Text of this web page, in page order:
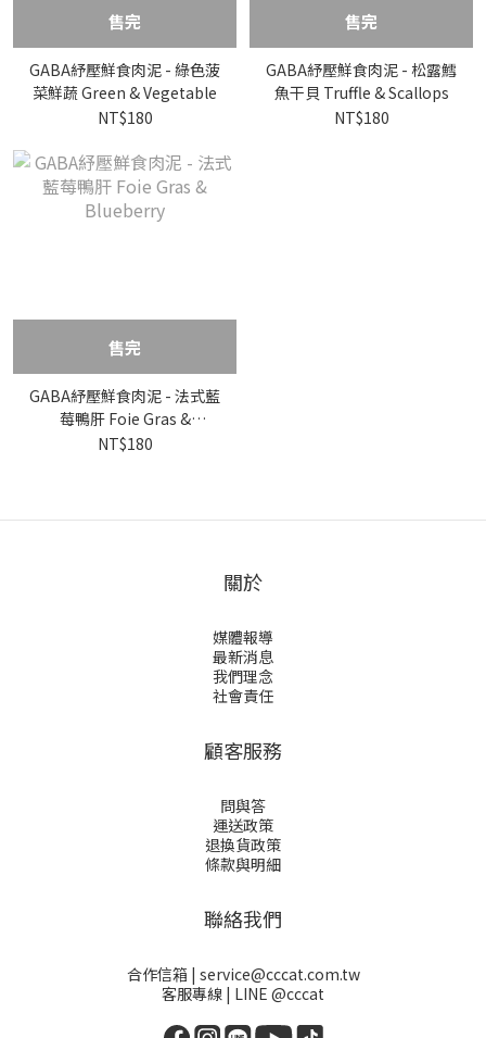
售完
GABA紓壓鮮食肉泥 - 綠色菠
菜鮮蔬 Green & Vegetable
NT$180
售完
GABA紓壓鮮食肉泥 - 松露鱈
魚干貝 Truffle & Scallops
NT$180
售完
GABA紓壓鮮食肉泥 - 法式藍
莓鴨肝 Foie Gras &
Blueberry
NT$180
關於
媒體報導
最新消息
我們理念
社會責任
顧客服務
問與答
運送政策
退換貨政策
條款與明細
聯絡我們
合作信箱 | service@cccat.com.tw
客服專線 | LINE @cccat